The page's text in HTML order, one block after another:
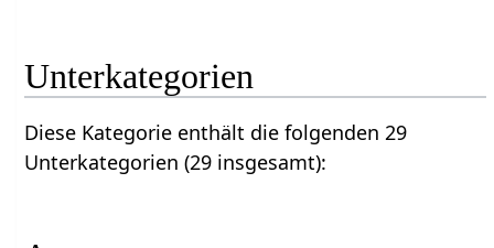
Unterkategorien
Diese Kategorie enthält die folgenden 29
Unterkategorien (29 insgesamt):